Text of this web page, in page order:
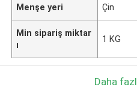
Menşe yeri Çin
Min sipariş miktar
ı
1 KG
Daha